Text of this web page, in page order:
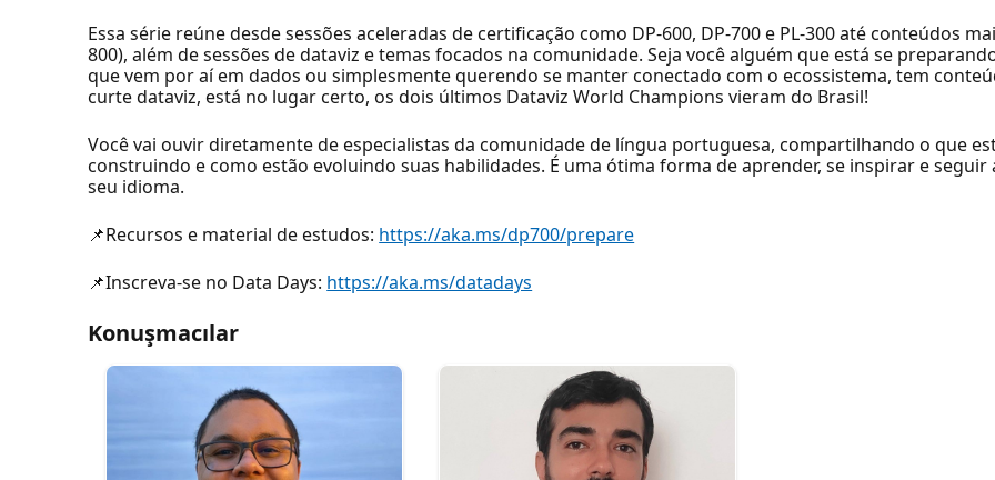
Essa série reúne desde sessões aceleradas de certificação como DP-600, DP-700 e PL-300 até conteúdos
800), além de sessões de dataviz e temas focados na comunidade. Seja você alguém que está se
que vem por aí em dados ou simplesmente querendo se manter conectado com o ecossistema, tem
curte dataviz, está no lugar certo, os dois últimos Dataviz World Champions vieram do Brasil!
Você vai ouvir diretamente de especialistas da comunidade de língua portuguesa, compartilhando o que
construindo e como estão evoluindo suas habilidades. É uma ótima forma de aprender, se inspirar e seguir
seu idioma.
📌Recursos e material de estudos: https://aka.ms/dp700/prepare
📌Inscreva-se no Data Days: https://aka.ms/datadays
Konuşmacılar